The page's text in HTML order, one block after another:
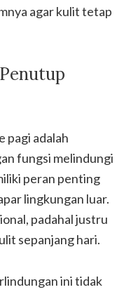
agar kulit tetap
pagi adalah
fungsi melindungi
peran penting
lingkungan luar.
padahal justru
sepanjang hari.
ini tidak